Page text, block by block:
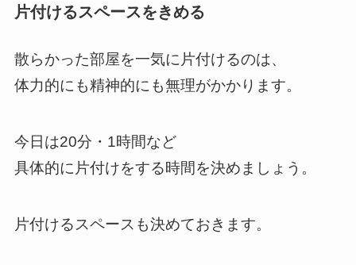
片付けるスペースをきめる
散らかった部屋を一気に片付けるのは、
体力的にも精神的にも無理がかかります。
今日は20分・1時間など
具体的に片付けをする時間を決めましょう。
片付けるスペースも決めておきます。